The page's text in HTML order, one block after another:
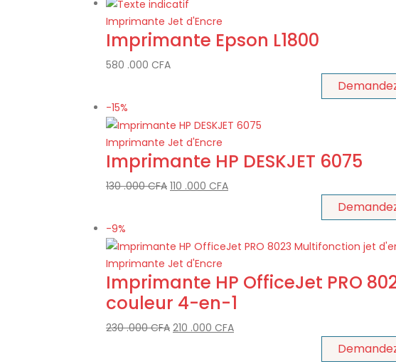
Imprimante Jet d'Encre
Imprimante Epson L1800
580 .000 CFA
-15%
Imprimante Jet d'Encre
Imprimante HP DESKJET 6075
130 .000CFA 110 .000 CFA
-9%
Imprimante Jet d'Encre
Imprimante HP OfficeJet PRO
couleur 4-en-1
230 .000CFA 210 .000 CFA